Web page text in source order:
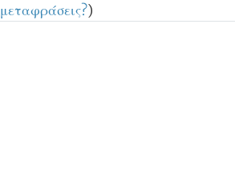
μεταφράσεις?)